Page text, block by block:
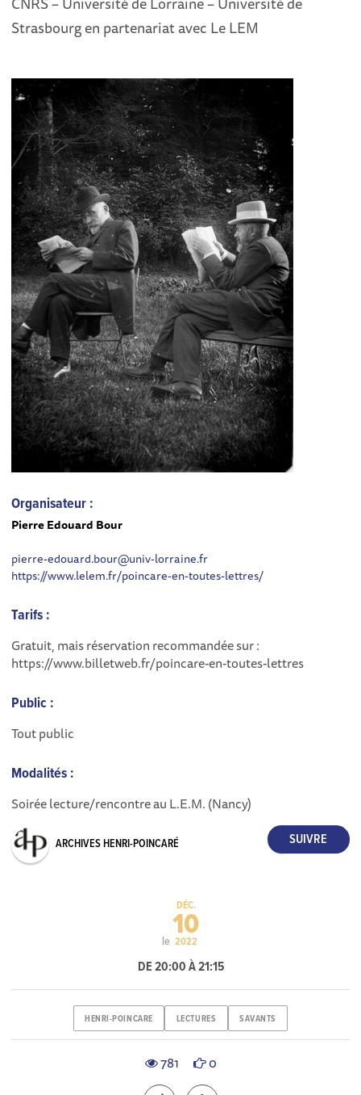
Strasbourg en partenariat avec Le LEM
Organisateur :
Pierre Edouard Bour
pierre-edouard.bour@univ-lorraine.fr
https://www.lelem.fr/poincare-en-toutes-lettres/
Tarifs :
Gratuit, mais réservation recommandée sur :
https://www.billetweb.fr/poincare-en-toutes-lettres
Public :
Tout public
Modalités :
Soirée lecture/rencontre au L.E.M. (Nancy)
ARCHIVES HENRI-POINCARÉ
le
DÉC.
10
2022
DE 20:00 À 21:15
HENRI-POINCARE LECTURES SAVANTS
781 0